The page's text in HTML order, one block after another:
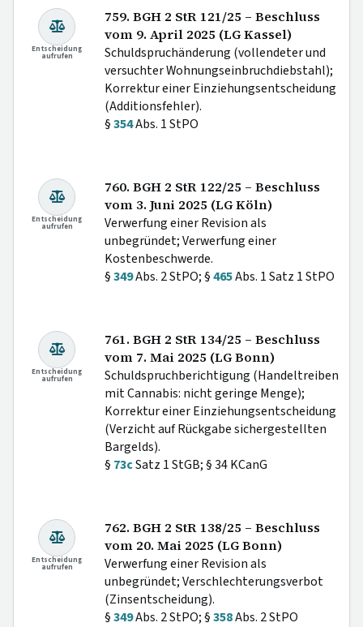
Entscheidung
aufrufen
759. BGH 2 StR 121/25 – Beschluss
vom 9. April 2025 (LG Kassel)
Schuldspruchänderung (vollendeter und
versuchter Wohnungseinbruchdiebstahl);
Korrektur einer Einziehungsentscheidung
(Additionsfehler).
§354Abs. 1 StPO
Entscheidung
aufrufen
760. BGH 2 StR 122/25 – Beschluss
vom 3. Juni 2025 (LG Köln)
Verwerfung einer Revision als
unbegründet; Verwerfung einer
Kostenbeschwerde.
§349Abs. 2 StPO; §465Abs. 1 Satz 1 StPO
Entscheidung
aufrufen
761. BGH 2 StR 134/25 – Beschluss
vom 7. Mai 2025 (LG Bonn)
Schuldspruchberichtigung (Handeltreiben
mit Cannabis: nicht geringe Menge);
Korrektur einer Einziehungsentscheidung
(Verzicht auf Rückgabe sichergestellten
Bargelds).
§ 73cSatz 1 StGB; § 34 KCanG
Entscheidung
aufrufen
762. BGH 2 StR 138/25 – Beschluss
vom 20. Mai 2025 (LG Bonn)
Verwerfung einer Revision als
unbegründet; Verschlechterungsverbot
(Zinsentscheidung).
§349Abs. 2 StPO; §358Abs. 2 StPO